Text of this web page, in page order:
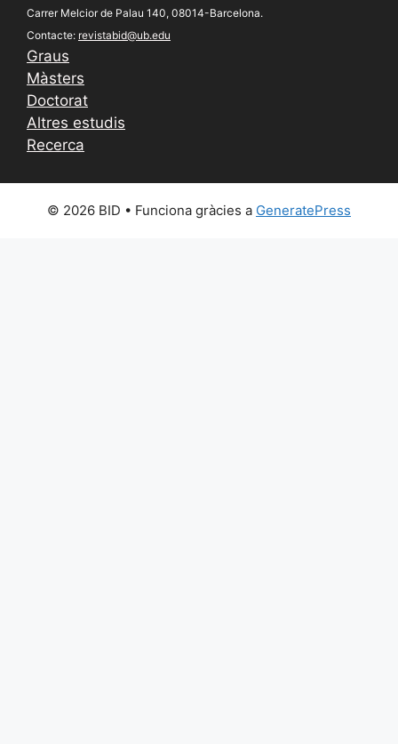
Carrer Melcior de Palau 140, 08014-Barcelona.
Contacte: revistabid@ub.edu
Graus
Màsters
Doctorat
Altres estudis
Recerca
© 2026 BID • Funciona gràcies a GeneratePress